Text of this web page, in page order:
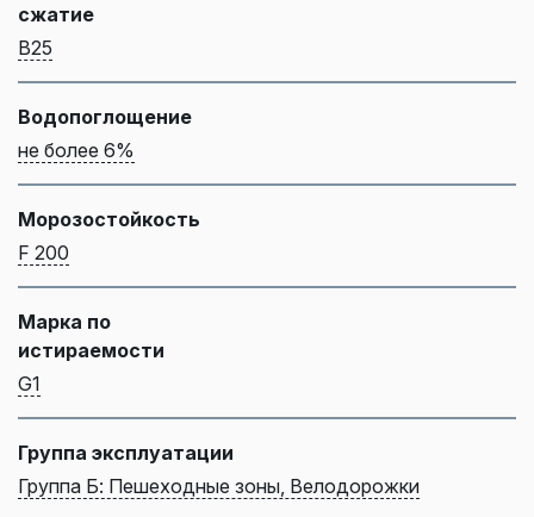
сжатие
B25
Водопоглощение
не более 6%
Морозостойкость
F 200
Марка по
истираемости
G1
Группа эксплуатации
Группа Б: Пешеходные зоны, Велодорожки